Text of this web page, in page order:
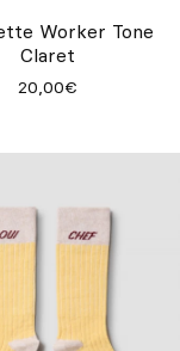
Worker Tone
Claret
20,00€